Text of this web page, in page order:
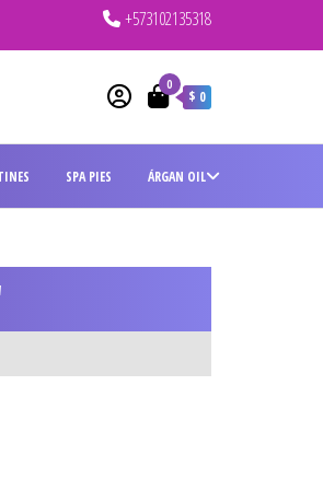
+573102135318
0
$ 0
SPA PIES ÁRGAN OIL